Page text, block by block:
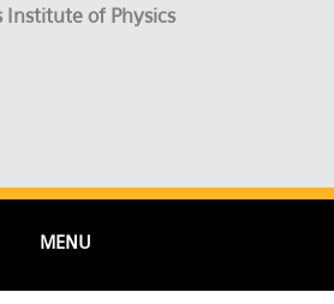
Institute of Physics
MENU